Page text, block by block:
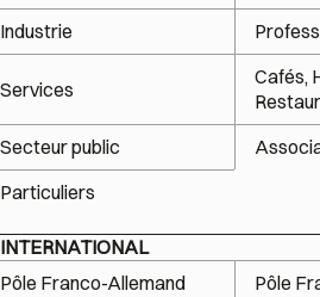
Industrie
Services
Cafés,
Secteur public
Particuliers
INTERNATIONAL
Pôle Franco-Allemand
Pôle